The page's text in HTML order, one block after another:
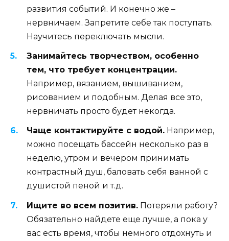
развития событий. И конечно же –
нервничаем. Запретите себе так поступать.
Научитесь переключать мысли.
Занимайтесь творчеством, особенно
тем, что требует концентрации.
Например, вязанием, вышиванием,
рисованием и подобным. Делая все это,
нервничать просто будет некогда.
Чаще контактируйте с водой. Например,
можно посещать бассейн несколько раз в
неделю, утром и вечером принимать
контрастный душ, баловать себя ванной с
душистой пеной и т.д.
Ищите во всем позитив. Потеряли работу?
Обязательно найдете еще лучше, а пока у
вас есть время, чтобы немного отдохнуть и